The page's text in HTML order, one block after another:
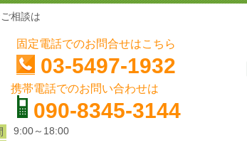
相談は
固定電話でのお問合せはこちら
03-5497-1932
携帯電話でのお問い合わせは
090-8345-3144
9:00～18:00